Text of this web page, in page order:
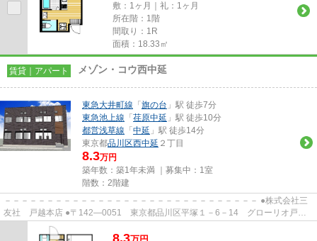
敷：1ヶ月｜礼：1ヶ月
所在階：1階
間取り：1R
面積：18.33㎡
賃貸｜アパート メゾン・コウ西中延
東急大井町線 「 旗の台 」駅 徒歩7分
東急池上線 「 荏原中延 」駅 徒歩10分
都営浅草線 「 中延 」駅 徒歩14分
東京都品川区西中延 ２丁目
8.3万円
築年数：築1年未満 ｜募集中： 1室
階数：2階建
－－－－－－－－－－－－－－－－－－－－－－－－－－－－－－ ●株式会社三
友社 戸越本店 ●〒142―0051 東京都品川区平塚１－6－14 グローリオ戸越
銀座1階 ●TEL：03-3783-1218...